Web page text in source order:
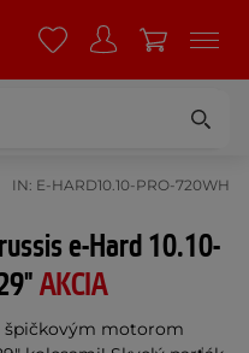
IN: E-HARD10.10-PRO-720WH
e-Hard 10.10-
AKCIA
špičkovým motorom